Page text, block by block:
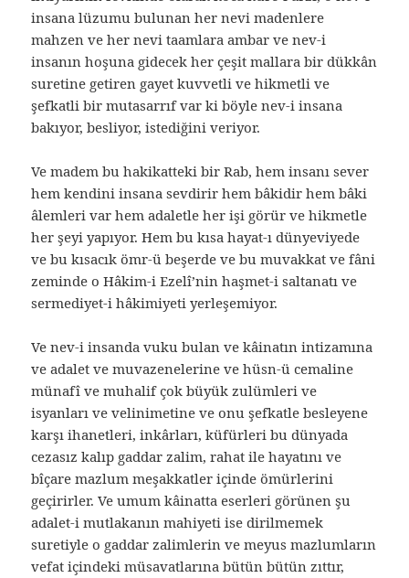
insana lüzumu bulunan her nevi madenlere
mahzen ve her nevi taamlara ambar ve nev-i
insanın hoşuna gidecek her çeşit mallara bir dükkân
suretine getiren gayet kuvvetli ve hikmetli ve
şefkatli bir mutasarrıf var ki böyle nev-i insana
bakıyor, besliyor, istediğini veriyor.
Ve madem bu hakikatteki bir Rab, hem insanı sever
hem kendini insana sevdirir hem bâkidir hem bâki
âlemleri var hem adaletle her işi görür ve hikmetle
her şeyi yapıyor. Hem bu kısa hayat-ı dünyeviyede
ve bu kısacık ömr-ü beşerde ve bu muvakkat ve fâni
zeminde o Hâkim-i Ezelî’nin haşmet-i saltanatı ve
sermediyet-i hâkimiyeti yerleşemiyor.
Ve nev-i insanda vuku bulan ve kâinatın intizamına
ve adalet ve muvazenelerine ve hüsn-ü cemaline
münafî ve muhalif çok büyük zulümleri ve
isyanları ve velinimetine ve onu şefkatle besleyene
karşı ihanetleri, inkârları, küfürleri bu dünyada
cezasız kalıp gaddar zalim, rahat ile hayatını ve
bîçare mazlum meşakkatler içinde ömürlerini
geçirirler. Ve umum kâinatta eserleri görünen şu
adalet-i mutlakanın mahiyeti ise dirilmemek
suretiyle o gaddar zalimlerin ve meyus mazlumların
vefat içindeki müsavatlarına bütün bütün zıttır,